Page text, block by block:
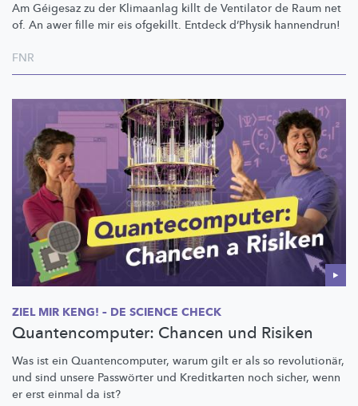
Am Géigesaz zu der Klimaanlag killt de Ventilator de Raum net
of. An awer fille mir eis ofgekillt. Entdeck d’Physik hannendrun!
FNR
ZIEL MIR KENG! – DE SCIENCE CHECK
Quantencomputer: Chancen und Risiken
Was ist ein Quantencomputer, warum gilt er als so revolutionär,
und sind unsere Passwörter und Kreditkarten noch sicher, wenn
er erst einmal da ist?